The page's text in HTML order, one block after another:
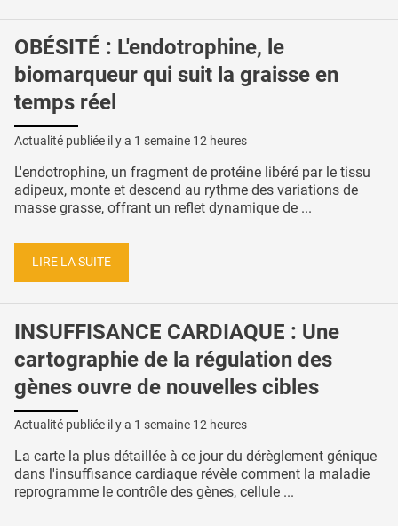
OBÉSITÉ : L'endotrophine, le
biomarqueur qui suit la graisse en
temps réel
Actualité publiée il y a 1 semaine 12 heures
L'endotrophine, un fragment de protéine libéré par le tissu
adipeux, monte et descend au rythme des variations de
masse grasse, offrant un reflet dynamique de ...
LIRE LA SUITE
INSUFFISANCE CARDIAQUE : Une
cartographie de la régulation des
gènes ouvre de nouvelles cibles
Actualité publiée il y a 1 semaine 12 heures
La carte la plus détaillée à ce jour du dérèglement génique
dans l'insuffisance cardiaque révèle comment la maladie
reprogramme le contrôle des gènes, cellule ...